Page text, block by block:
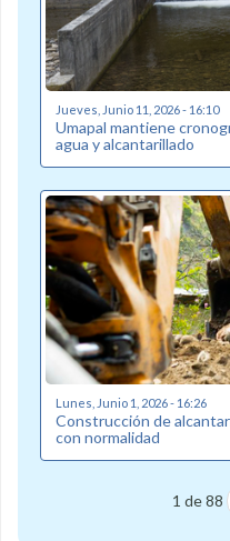
Jueves, Junio 11, 2026 - 16:10
Umapal mantiene
agua y alcantarillado
Lunes, Junio 1, 2026 - 16:26
Construcción de
con normalidad
1 de 88